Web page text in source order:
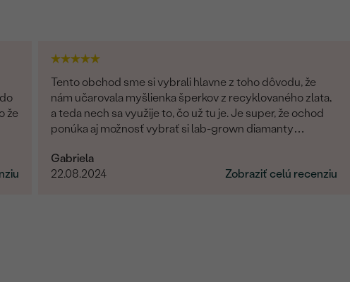
Tento obchod sme si vybrali hlavne z toho dôvodu, že
nám učarovala myšlienka šperkov z recyklovaného zlata,
a teda nech sa využije to, čo už tu je. Je super, že ochod
ponúka aj možnosť vybrať si lab-grown diamanty
Bratislave, môžem len odporúčať. Pani Marianna bola
vždy veľmi milá, ochotná a trpezlivá pri našej voľbe. Vo
Gabriela
22.08.2024
Zobraziť celú recenziu